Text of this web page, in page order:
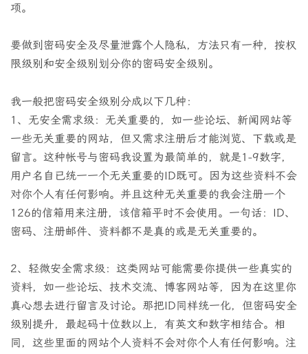
项。
要做到密码安全及尽量泄露个人隐私，方法只有一种，按权
限级别和安全级别划分你的密码安全级别。
我一般把密码安全级别分成以下几种：
1、无安全需求级：无关重要的，如一些论坛、新闻网站等
一些无关重要的网站，但又需求注册后才能浏览、下载或是
留言。这种帐号与密码我设置为最简单的，就是1-9数字，
用户名自已统一一个无关重要的ID既可。因为这些资料不会
对你个人有任何影响。并且这种无关重要的我会注册一个
126的信箱用来注册，该信箱平时不会使用。一句话：ID、
密码、注册邮件、资料都不是真的或是无关重要的。
2、轻微安全需求级：这类网站可能需要你提供一些真实的
资料，如一些论坛、技术交流、博客网站等，因为在这里你
真心想去进行留言及讨论。那把ID同样统一化，但密码安全
级别提升，最起码十位数以上，有英文和数字相结合。相
同，这些里面的网站个人资料不会对你个人有任何影响。注